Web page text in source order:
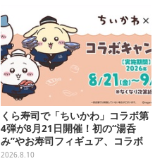
くら寿司で「ちいかわ」コラボ第
4弾が8月21日開催！初の“湯呑
み”やお寿司フィギュア、コラボ
メニューも
2026.8.10